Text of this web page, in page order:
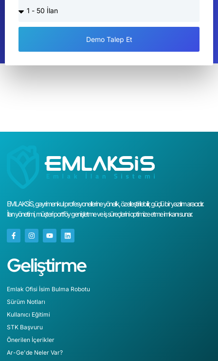
Demo Talep Et
EMLAKSİS, gayrimenkul profesyonellerine yönelik, özelleştirilebilir, güçlü bir yazılım aracıdır.
İlan yönetimi, müşteri portföy genişletme ve iş süreçlerini optimize etme imkanı sunar.
Geliştirme
Emlak Ofisi İsim Bulma Robotu
Sürüm Notları
Kullanıcı Eğitimi
STK Başvuru
Önerilen İçerikler
Ar-Ge'de Neler Var?